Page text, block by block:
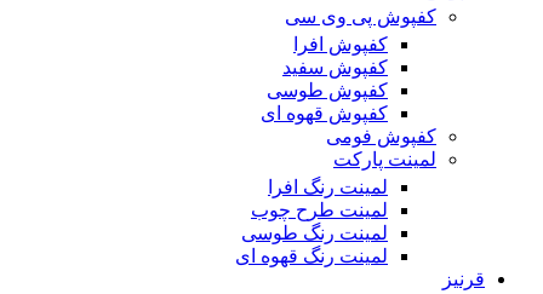
کفپوش پی وی سی
کفپوش افرا
کفپوش سفید
کفپوش طوسی
کفپوش قهوه ای
کفپوش فومی
لمینت پارکت
لمینت رنگ افرا
لمینت طرح چوب
لمینت رنگ طوسی
لمینت رنگ قهوه ای
قرنیز